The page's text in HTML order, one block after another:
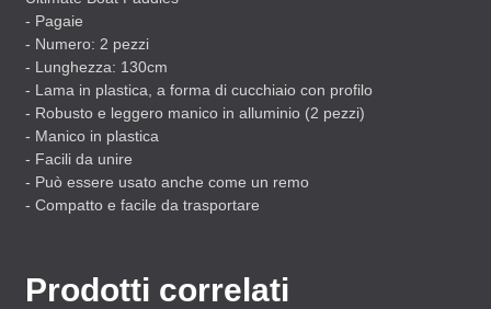
- Pagaie
- Numero: 2 pezzi
- Lunghezza: 130cm
- Lama in plastica, a forma di cucchiaio con profilo
- Robusto e leggero manico in alluminio (2 pezzi)
- Manico in plastica
- Facili da unire
- Può essere usato anche come un remo
- Compatto e facile da trasportare
Prodotti correlati